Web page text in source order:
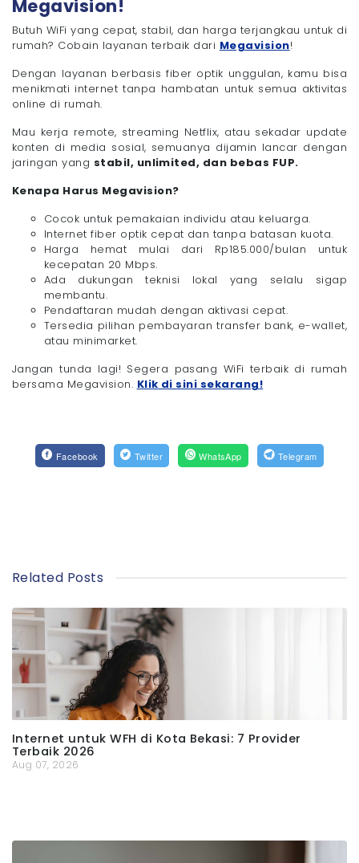
Megavision!
Butuh WiFi yang cepat, stabil, dan harga terjangkau untuk di
rumah? Cobain layanan terbaik dari Megavision!
Dengan layanan berbasis fiber optik unggulan, kamu bisa
menikmati internet tanpa hambatan untuk semua aktivitas
online di rumah.
Mau kerja remote, streaming Netflix, atau sekadar update
konten di media sosial, semuanya dijamin lancar dengan
jaringan yang stabil, unlimited, dan bebas FUP.
Kenapa Harus Megavision?
Cocok untuk pemakaian individu atau keluarga.
Internet fiber optik cepat dan tanpa batasan kuota.
Harga hemat mulai dari Rp185.000/bulan untuk
kecepatan 20 Mbps.
Ada dukungan teknisi lokal yang selalu sigap
membantu.
Pendaftaran mudah dengan aktivasi cepat.
Tersedia pilihan pembayaran transfer bank, e-wallet,
atau minimarket.
Jangan tunda lagi! Segera pasang WiFi terbaik di rumah
bersama Megavision. Klik di sini sekarang!
Facebook Twitter WhatsApp Telegram
Related Posts
Internet untuk WFH di Kota Bekasi: 7 Provider
Terbaik 2026
Aug 07, 2026